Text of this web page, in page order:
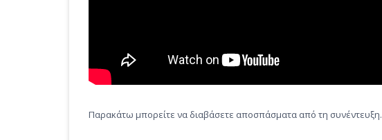
Παρακάτω μπορείτε να διαβάσετε αποσπάσματα από τη συνέντευξη.